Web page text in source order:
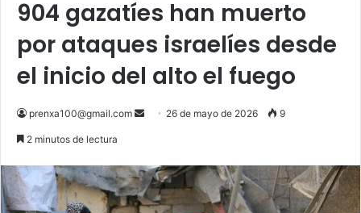
904 gazatíes han muerto
por ataques israelíes desde
el inicio del alto el fuego
prenxa100@gmail.com
Send 26 de mayo de 2026 9
2 minutos de lectura